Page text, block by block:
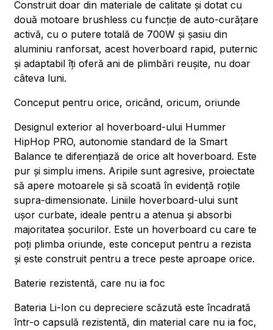
Construit doar din materiale de calitate și dotat cu
două motoare brushless cu funcție de auto-curățare
activă, cu o putere totală de 700W și șasiu din
aluminiu ranforsat, acest hoverboard rapid, puternic
și adaptabil îți oferă ani de plimbări reușite, nu doar
câteva luni.
Conceput pentru orice, oricând, oricum, oriunde
Designul exterior al hoverboard-ului Hummer
HipHop PRO, autonomie standard de la Smart
Balance te diferențiază de orice alt hoverboard. Este
pur și simplu imens. Aripile sunt agresive, proiectate
să apere motoarele și să scoată în evidență roțile
supra-dimensionate. Liniile hoverboard-ului sunt
ușor curbate, ideale pentru a atenua și absorbi
majoritatea șocurilor. Este un hoverboard cu care te
poți plimba oriunde, este conceput pentru a rezista
și este construit pentru a trece peste aproape orice.
Baterie rezistentă, care nu ia foc
Bateria Li-Ion cu depreciere scăzută este încadrată
într-o capsulă rezistentă, din material care nu ia foc,